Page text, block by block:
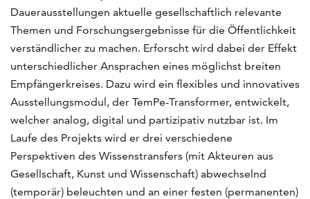
Dauerausstellungen aktuelle gesellschaftlich relevante
Themen und Forschungsergebnisse für die Öffentlichkeit
verständlicher zu machen. Erforscht wird dabei der Effekt
unterschiedlicher Ansprachen eines möglichst breiten
Empfängerkreises. Dazu wird ein flexibles und innovatives
Ausstellungsmodul, der TemPe-Transformer, entwickelt,
welcher analog, digital und partizipativ nutzbar ist. Im
Laufe des Projekts wird er drei verschiedene
Perspektiven des Wissenstransfers (mit Akteuren aus
Gesellschaft, Kunst und Wissenschaft) abwechselnd
(temporär) beleuchten und an einer festen (permanenten)